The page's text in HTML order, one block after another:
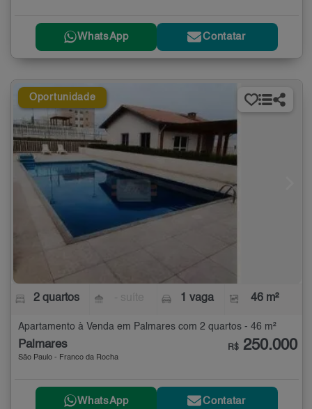
WhatsApp Contatar
Oportunidade
2 quartos 1 vaga 46 m²
Apartamento à Venda em Palmares com 2 quartos - 46 m²
Palmares
São Paulo - Franco da Rocha
R$ 250.000
WhatsApp Contatar